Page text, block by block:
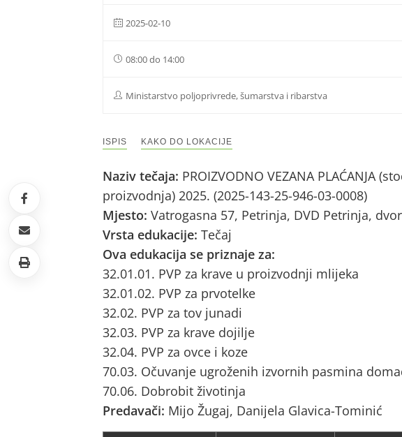
2025-02-10
08:00 do 14:00
Ministarstvo poljoprivrede, šumarstva i ribarstva
ISPIS KAKO DO LOKACIJE
Naziv tečaja: PROIZVODNO VEZANA PLAĆANJA
proizvodnja) 2025. (2025-143-25-946-03-0008)
Mjesto: Vatrogasna 57, Petrinja, DVD Petrinja,
Vrsta edukacije: Tečaj
Ova edukacija se priznaje za:
32.01.01. PVP za krave u proizvodnji mlijeka
32.01.02. PVP za prvotelke
32.02. PVP za tov junadi
32.03. PVP za krave dojilje
32.04. PVP za ovce i koze
70.03. Očuvanje ugroženih izvornih pasmina
70.06. Dobrobit životinja
Predavači: Mijo Žugaj, Danijela Glavica-Tominić